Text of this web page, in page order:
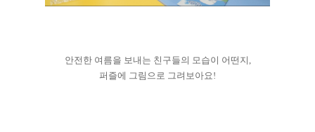
안전한 여름을 보내는 친구들의 모습이 어떤지,
퍼즐에 그림으로 그려보아요!